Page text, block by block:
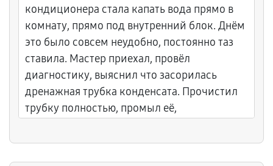
кондиционера стала капать вода прямо в
комнату, прямо под внутренний блок. Днём
это было совсем неудобно, постоянно таз
ставила. Мастер приехал, провёл
диагностику, выяснил что засорилась
дренажная трубка конденсата. Прочистил
трубку полностью, промыл её,
ни капли не течёт, всё нормально.